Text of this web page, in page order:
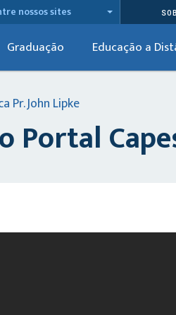
nossos sites
Graduação Educação a
Pr. John Lipke
Portal